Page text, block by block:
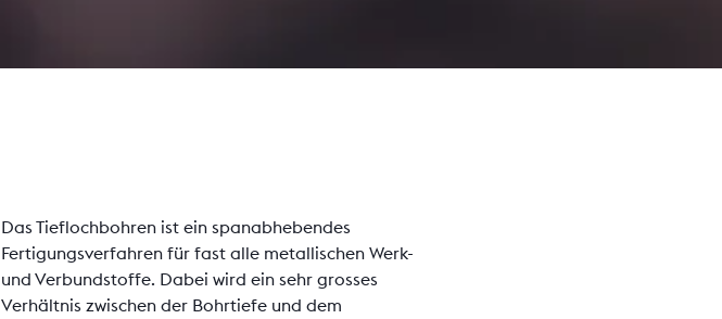
Das Tieflochbohren ist ein spanabhebendes
Fertigungsverfahren für fast alle metallischen Werk-
und Verbundstoffe. Dabei wird ein sehr grosses
Verhältnis zwischen der Bohrtiefe und dem